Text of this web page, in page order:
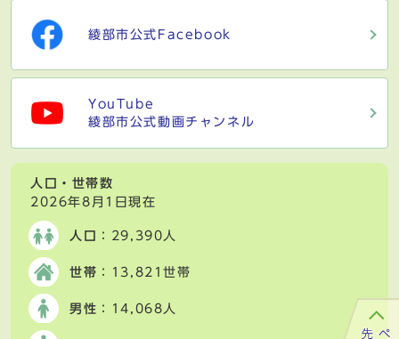
綾部市公式Facebook
YouTube
綾部市公式動画チャンネル
人口・世帯数
2026年8月1日現在
人口 ：29,390人
世帯 ：13,821世帯
男性 ：14,068人